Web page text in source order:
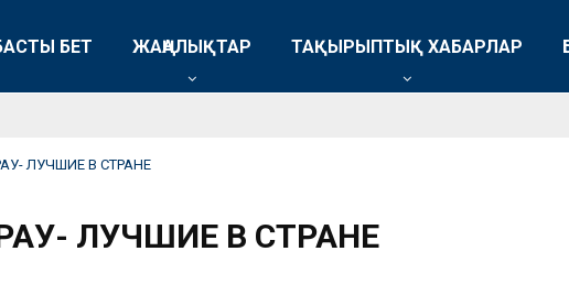
БЕТ ЖАҢАЛЫҚТАР ТАҚЫРЫПТЫҚ ХАБАРЛАР
ЛУЧШИЕ В СТРАНЕ
ЛУЧШИЕ В СТРАНЕ